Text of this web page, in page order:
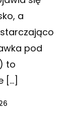
a
pod
to
[…]